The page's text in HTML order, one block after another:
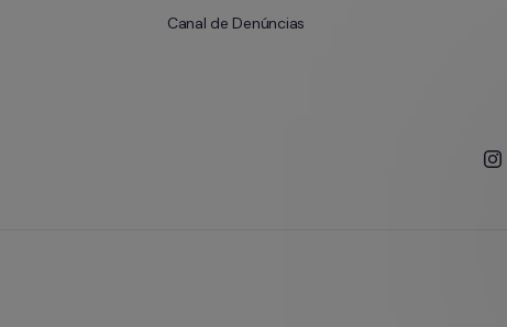
Canal de Denúncias